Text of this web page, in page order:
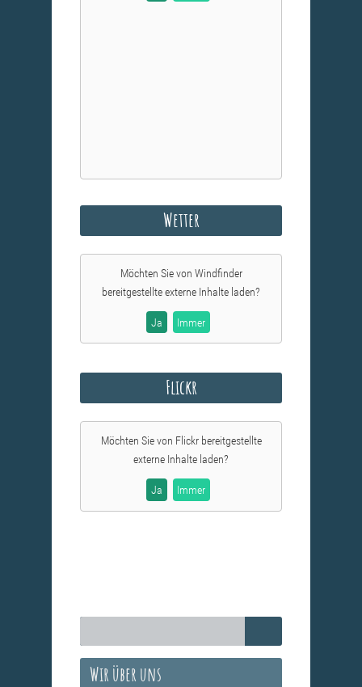
Wetter
Möchten Sie von Windfinder
bereitgestellte externe Inhalte laden?
Ja Immer
Flickr
Möchten Sie von Flickrbereitgestellte
externe Inhalte laden?
Ja Immer
Wir über uns